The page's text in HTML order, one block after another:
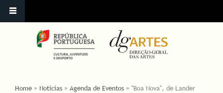
ESTÁ AQUI
Home » Noticias » Agenda de Eventos » "Boa Nova", de Lander